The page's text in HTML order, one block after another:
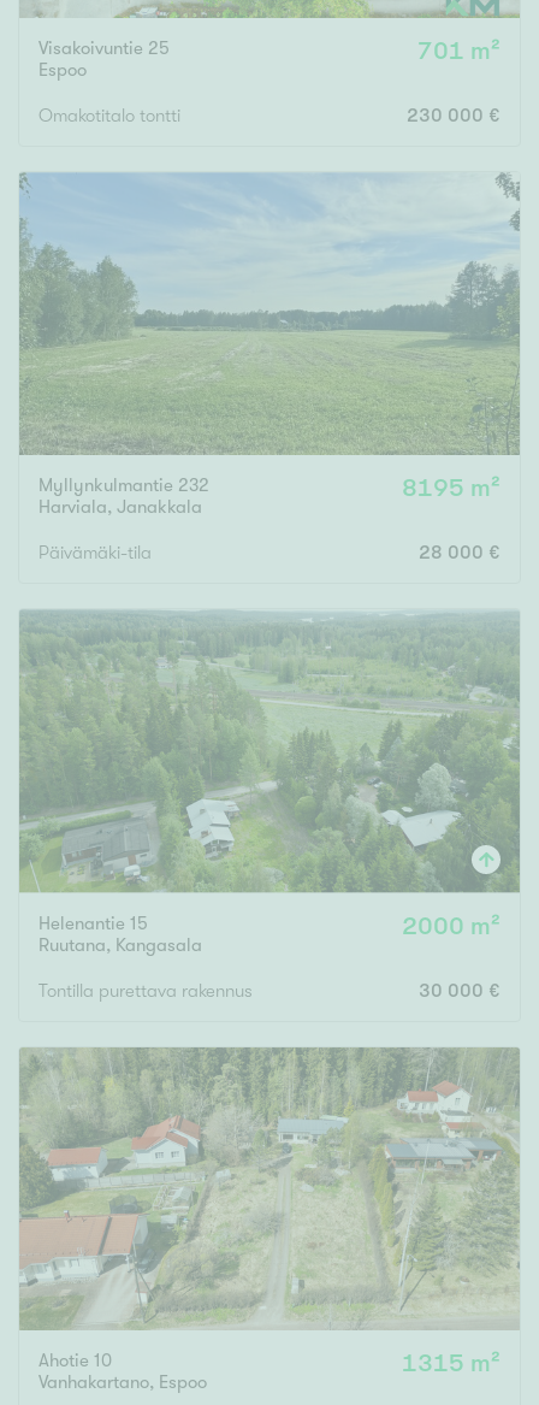
Vain uudiskohteet Ei uudiskohteita
Arvokohteet
Hyvä
Tyydyttävä
Välttävä
Ominaisuudet
Hissi
Järvi- tai merinäköala
Maalämpö
Oma ranta
Parveke
Senioriasunto
Visakoivuntie 25
Espoo
701 m²
Omakotitalo tontti 230 000 €
Myllynkulmantie 232
Harviala, Janakkala
8195 m²
Päivämäki-tila 28 000 €
Helenantie 15
Ruutana, Kangasala
2000 m²
Tontilla purettava rakennus 30 000 €
Ahotie 10
Vanhakartano, Espoo
1315 m²